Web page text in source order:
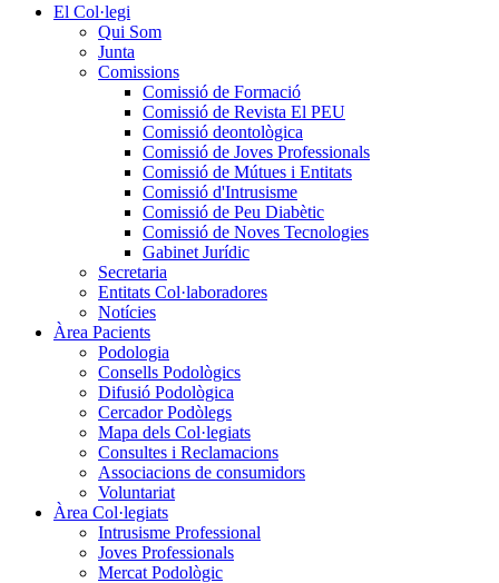
El Col·legi
Qui Som
Junta
Comissions
Comissió de Formació
Comissió de Revista El PEU
Comissió deontològica
Comissió de Joves Professionals
Comissió de Mútues i Entitats
Comissió d'Intrusisme
Comissió de Peu Diabètic
Comissió de Noves Tecnologies
Gabinet Jurídic
Secretaria
Entitats Col·laboradores
Notícies
Àrea Pacients
Podologia
Consells Podològics
Difusió Podològica
Cercador Podòlegs
Mapa dels Col·legiats
Consultes i Reclamacions
Associacions de consumidors
Voluntariat
Àrea Col·legiats
Intrusisme Professional
Joves Professionals
Mercat Podològic